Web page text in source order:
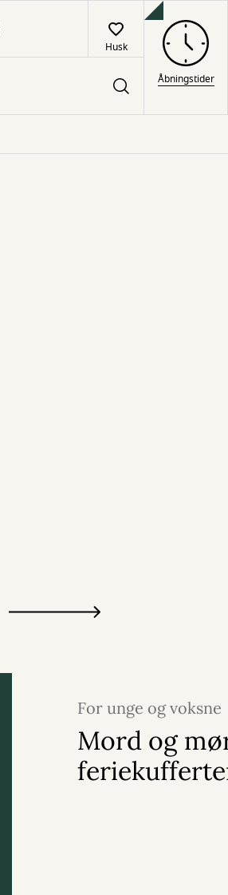
Husk
Åbningstider
For unge og voksne
Mord og